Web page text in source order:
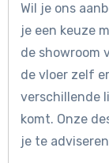
Wil je ons
je een keuze
de showroom
de vloer zelf
verschillende
komt. Onze
je te